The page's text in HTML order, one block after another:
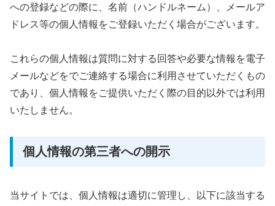
への登録などの際に、名前（ハンドルネーム）、メールア
ドレス等の個人情報をご登録いただく場合がございます。
これらの個人情報は質問に対する回答や必要な情報を電子
メールなどをでご連絡する場合に利用させていただくもの
であり、個人情報をご提供いただく際の目的以外では利用
いたしません。
個人情報の第三者への開示
当サイトでは、個人情報は適切に管理し、以下に該当する